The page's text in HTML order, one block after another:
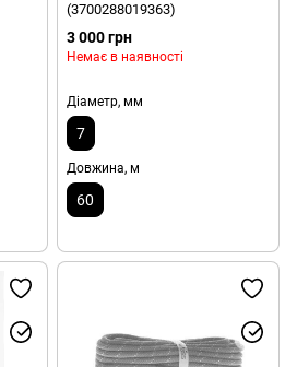
(3700288019363)
3 000 грн
Немає в наявності
Діаметр, мм
7
Довжина, м
60